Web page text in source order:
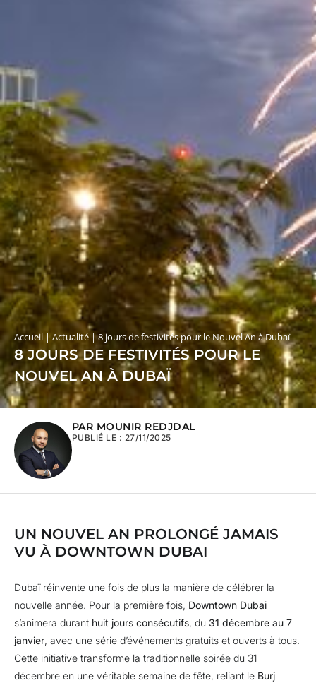
Accueil |Actualité |8 jours de festivités pour le Nouvel An à Dubaï
8 JOURS DE FESTIVITÉS POUR LE
NOUVEL AN À DUBAÏ
PAR MOUNIR REDJDAL
PUBLIÉ LE : 27/11/2025
UN NOUVEL AN PROLONGÉ JAMAIS
VU À DOWNTOWN DUBAI
Dubaï réinvente une fois de plus la manière de célébrer la
nouvelle année. Pour la première fois, Downtown Dubai
s’animera durant huit jours consécutifs, du 31 décembre au 7
janvier, avec une série d’événements gratuits et ouverts à tous.
Cette initiative transforme la traditionnelle soirée du 31
décembre en une véritable semaine de fête, reliant le Burj